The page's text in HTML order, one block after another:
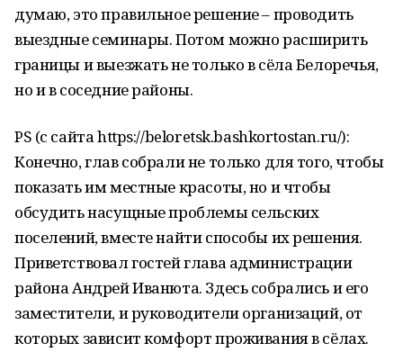
думаю, это правильное решение – проводить
выездные семинары. Потом можно расширить
границы и выезжать не только в сёла Белоречья,
но и в соседние районы.
PS (с сайта https://beloretsk.bashkortostan.ru/):
Конечно, глав собрали не только для того, чтобы
показать им местные красоты, но и чтобы
обсудить насущные проблемы сельских
поселений, вместе найти способы их решения.
Приветствовал гостей глава администрации
района Андрей Иванюта. Здесь собрались и его
заместители, и руководители организаций, от
которых зависит комфорт проживания в сёлах.